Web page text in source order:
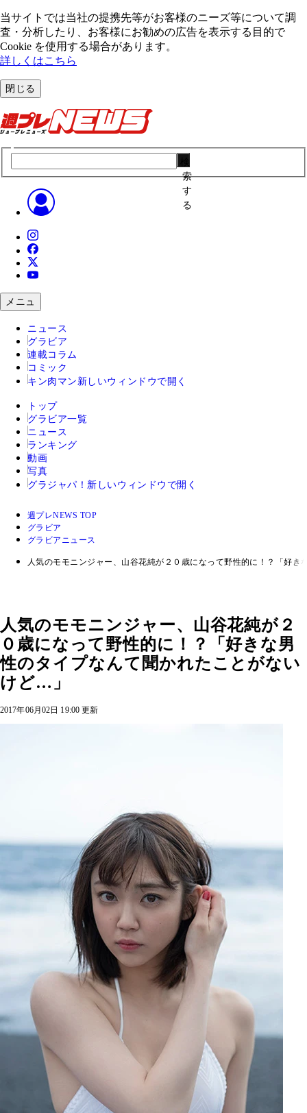
当サイトでは当社の提携先等がお客様のニーズ等について調
査・分析したり、お客様にお勧めの広告を表⽰する⽬的で
Cookie を使⽤する場合があります。
詳しくはこちら
閉じる
索
す
る
メニュ
ニュース
グラビア
連載コラム
コミック
キン肉マン 新しいウィンドウで開く
トップ
グラビア一覧
ニュース
ランキング
動画
写真
グラジャパ！ 新しいウィンドウで開く
週プレNEWS TOP
グラビア
グラビアニュース
人気のモモニンジャー、山谷花純が２０歳になって野性的に！？「好
人気のモモニンジャー、山谷花純が２
０歳になって野性的に！？「好きな男
性のタイプなんて聞かれたことがない
けど…」
2017年06月02日 19:00 更新